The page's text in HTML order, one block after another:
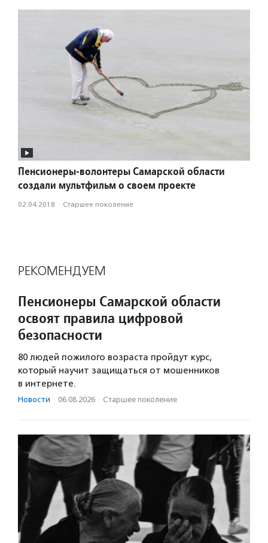
Пенсионеры-волонтеры Самарской области
создали мультфильм о своем проекте
02.04.2018 · Старшее поколение
РЕКОМЕНДУЕМ
Пенсионеры Самарской области
освоят правила цифровой
безопасности
80 людей пожилого возраста пройдут курс,
который научит защищаться от мошенников
в интернете.
Новости · 06.08.2026 · Старшее поколение